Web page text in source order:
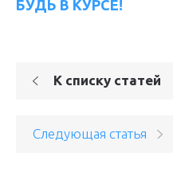
БУДЬ В КУРСЕ!
К списку статей
Следующая статья